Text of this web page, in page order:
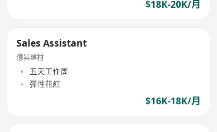
$18K-20K/月
Sales Assistant
億昇建材
五天工作周
彈性花紅
$16K-18K/月